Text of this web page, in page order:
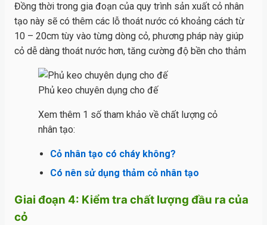
Đồng thời trong gia đoạn của quy trình sản xuất cỏ nhân
tạo này sẽ có thêm các lỗ thoát nước có khoảng cách từ
10 – 20cm tùy vào từng dòng cỏ, phương pháp này giúp
cỏ dễ dàng thoát nước hơn, tăng cường độ bền cho thảm
Phủ keo chuyên dụng cho đế
Xem thêm 1 số tham khảo về chất lượng cỏ
nhân tạo:
Cỏ nhân tạo có cháy không?
Có nên sử dụng thảm cỏ nhân tạo
Giai đoạn 4: Kiểm tra chất lượng đầu ra của
cỏ